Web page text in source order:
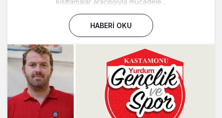
kısıtlamalar aracılığıyla mücadele...
HABERI OKU